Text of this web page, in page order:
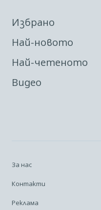
Избрано
Най-новото
Най-четеното
Видео
За нас
Контакти
Реклама